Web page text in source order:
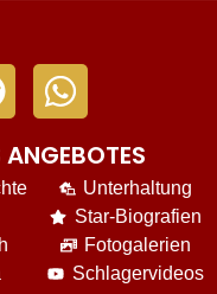
ANGEBOTES
Unterhaltung
Star-Biografien
Fotogalerien
Schlagervideos